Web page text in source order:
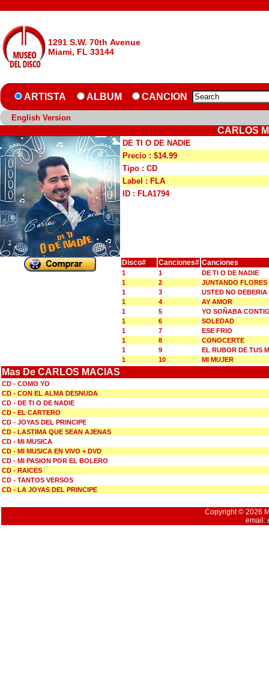
1291 S.W. 70th Avenue
Miami, FL 33144
ARTISTA ALBUM CANCION
English Version
CARLOS
DE TI O DE NADIE
Precio : $14.99
Tipo : CD
Label : FLA
ID : FLA1794
Disco# Canciones# Canciones
1 1
DE TI O DE NADIE
1
2
JUNTANDO FLORES
1
3
USTED NO DEBERIA
1
4
AY AMOR
1
5
YO SOÑABA
1
6
SOLEDAD
1
7
ESE FRIO
1
8
CONOCERTE
1
9
EL RUBOR DE TUS
1
10 MI MUJER
Mas De CARLOS MACIAS
CD - COMO YO
CD - CON EL ALMA DESNUDA
CD - DE TI O DE NADIE
CD - EL CARTERO
CD - JOYAS DEL PRINCIPE
CD - LASTIMA QUE SEAN AJENAS
CD - MI MUSICA
CD - MI MUSICA EN VIVO + DVD
CD - MI PASION POR EL BOLERO
CD - RAICES
CD - TANTOS VERSOS
CD - LA JOYAS DEL PRINCIPE
Copyright © 2026
email: